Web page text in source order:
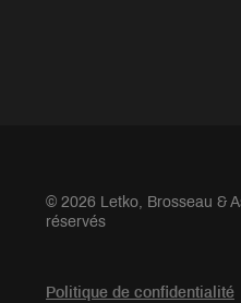
© 2026 Letko, Brosseau &
réservés
Politique de confidentialité